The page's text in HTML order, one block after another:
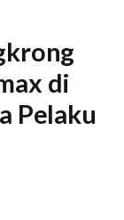
di
Pelaku